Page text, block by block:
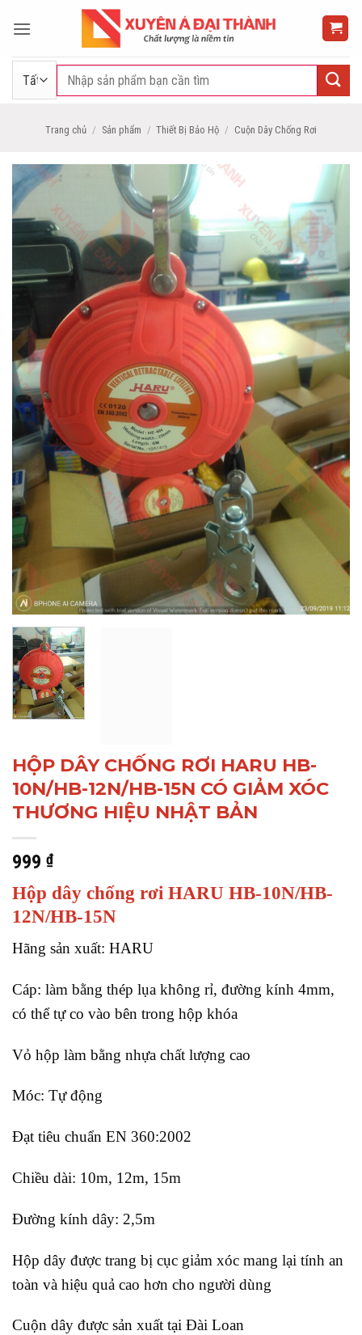
qua
Tìm
Trang chủ / Sản phẩm / Thiết Bị Bảo Hộ / Cuộn Dây Chống Rơi
HỘP DÂY CHỐNG RƠI HARU HB-
10N/HB-12N/HB-15N CÓ GIẢM XÓC
THƯƠNG HIỆU NHẬT BẢN
999 ₫
Hộp dây chống rơi HARU HB-10N/HB-
12N/HB-15N
Hãng sản xuất: HARU
Cáp: làm bằng thép lụa không rỉ, đường kính 4mm,
có thể tự co vào bên trong hộp khóa
Vỏ hộp làm bằng nhựa chất lượng cao
Móc: Tự động
Đạt tiêu chuẩn EN 360:2002
Chiều dài: 10m, 12m, 15m
Đường kính dây: 2,5m
Hộp dây được trang bị cục giảm xóc mang lại tính an
toàn và hiệu quả cao hơn cho người dùng
Cuộn dây được sản xuất tại Đài Loan